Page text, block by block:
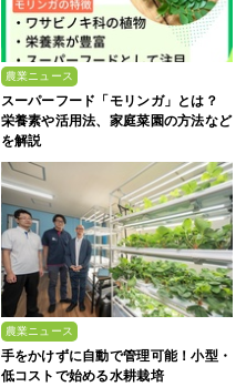
農業ニュース
スーパーフード「モリンガ」とは？
栄養素や活用法、家庭菜園の方法など
を解説
農業ニュース
手をかけずに自動で管理可能！小型・
低コストで始める水耕栽培